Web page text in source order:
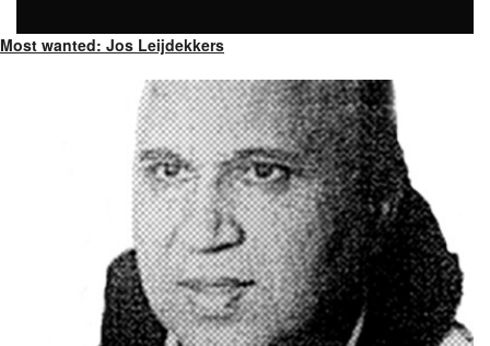
Most wanted: Jos Leijdekkers